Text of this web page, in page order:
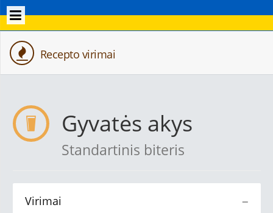
Recepto virimai
Gyvatės akys
Standartinis biteris
−
Virimai